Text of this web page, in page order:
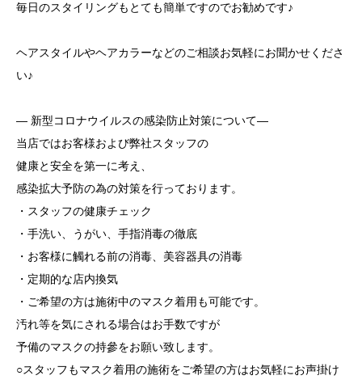
毎日のスタイリングもとても簡単ですのでお勧めです♪
ヘアスタイルやヘアカラーなどのご相談お気軽にお聞かせくださ
い♪
― 新型コロナウイルスの感染防止対策について―
当店ではお客様および弊社スタッフの
健康と安全を第一に考え、
感染拡大予防の為の対策を行っております。
・スタッフの健康チェック
・手洗い、うがい、手指消毒の徹底
・お客様に觸れる前の消毒、美容器具の消毒
・定期的な店内換気
・ご希望の方は施術中のマスク着用も可能です。
汚れ等を気にされる場合はお手数ですが
予備のマスクの持參をお願い致します。
○スタッフもマスク着用の施術をご希望の方はお気軽にお声掛け